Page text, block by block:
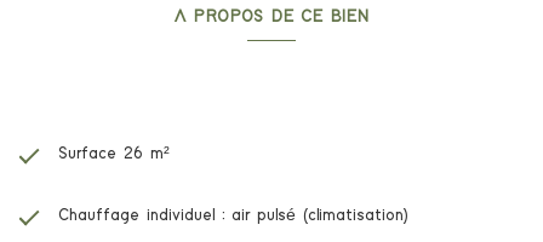
A PROPOS DE CE BIEN
Surface 26 m²
Chauffage individuel : air pulsé (climatisation)